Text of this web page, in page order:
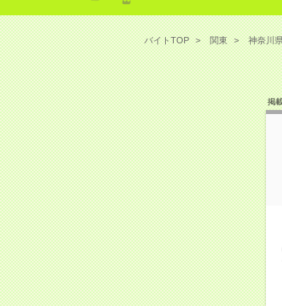
バイトTOP 関東 神奈川
掲